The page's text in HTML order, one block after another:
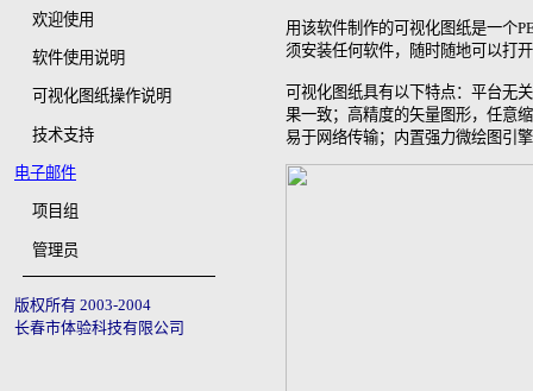
欢迎使用
软件使用说明
可视化图纸操作说明
技术支持
电子邮件
项目组
管理员
版权所有 2003-2004
长春市体验科技有限公司
用该软件制作的可视化图纸是一个
须安装任何软件，随时随地可以打
可视化图纸具有以下特点：平台无
果一致；高精度的矢量图形，任意
易于网络传输；内置强力微绘图引